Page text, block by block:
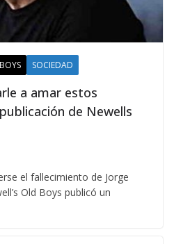
SOCIEDAD
a amar estos
de Newells
el fallecimiento de Jorge
Old Boys publicó un